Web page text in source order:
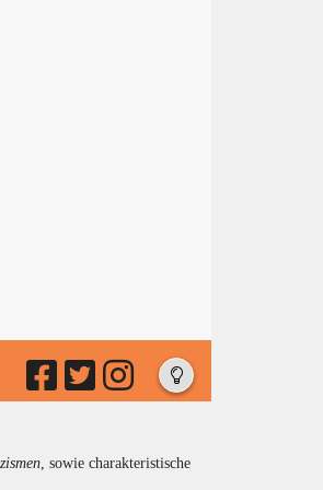
, sowie charakteristische